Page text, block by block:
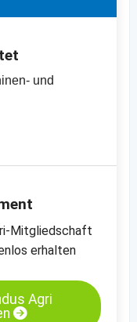
und
Mitgliedschaft
erhalten
Agri